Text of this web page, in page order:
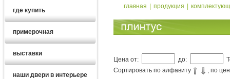
где купить
примерочная
выставки
наши двери в интерьере
главная | продукция |
Цена от: до:
Сортировать по алфавиту
, по